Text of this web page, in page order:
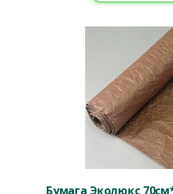
Бумага Эколюкс